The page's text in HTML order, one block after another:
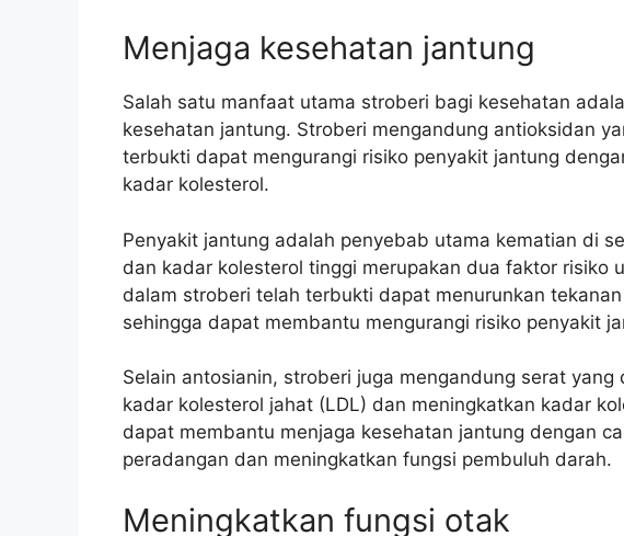
Menjaga kesehatan jantung
Salah satu manfaat utama stroberi bagi kesehatan
kesehatan jantung. Stroberi mengandung antioksidan
terbukti dapat mengurangi risiko penyakit jantung
kadar kolesterol.
Penyakit jantung adalah penyebab utama kematian di
dan kadar kolesterol tinggi merupakan dua faktor risiko
dalam stroberi telah terbukti dapat menurunkan
sehingga dapat membantu mengurangi risiko penyakit
Selain antosianin, stroberi juga mengandung serat
kadar kolesterol jahat (LDL) dan meningkatkan kadar
dapat membantu menjaga kesehatan jantung dengan
peradangan dan meningkatkan fungsi pembuluh darah.
Meningkatkan fungsi otak